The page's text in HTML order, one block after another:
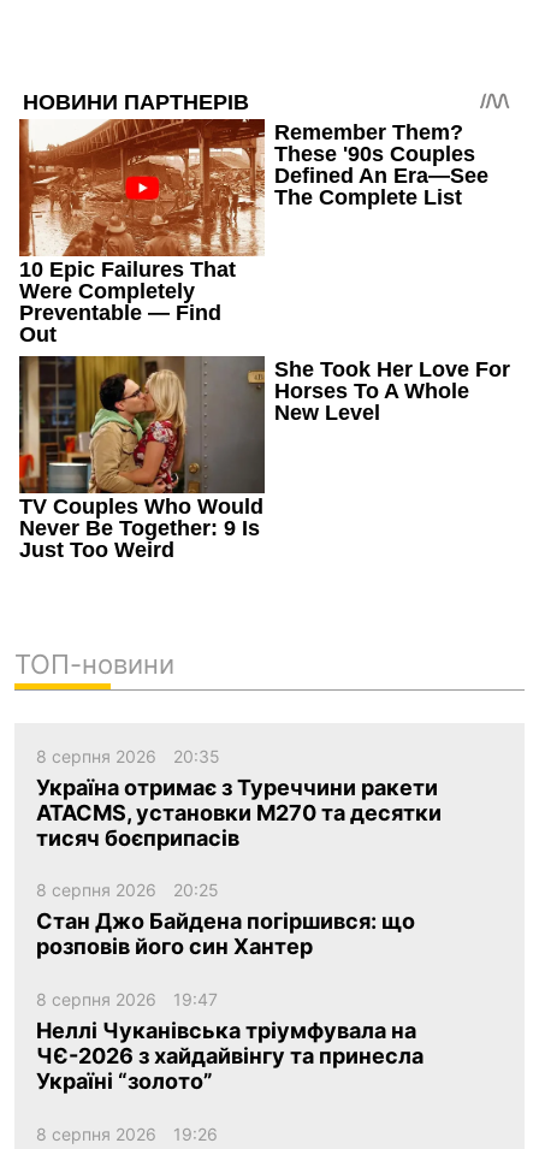
ТОП-новини
8 серпня 2026 20:35
Україна отримає з Туреччини ракети
ATACMS, установки M270 та десятки
тисяч боєприпасів
8 серпня 2026 20:25
Стан Джо Байдена погіршився: що
розповів його син Хантер
8 серпня 2026 19:47
Неллі Чуканівська тріумфувала на
ЧЄ-2026 з хайдайвінгу та принесла
Україні “золото”
8 серпня 2026 19:26